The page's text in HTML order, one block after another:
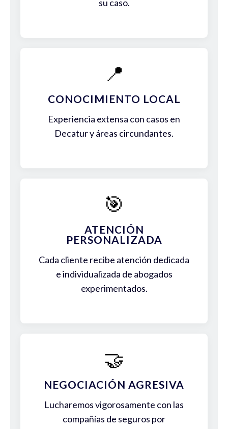
su caso.
📍
CONOCIMIENTO LOCAL
Experiencia extensa con casos en
Decatur y áreas circundantes.
🎯
ATENCIÓN
PERSONALIZADA
Cada cliente recibe atención dedicada
e individualizada de abogados
experimentados.
🤝
NEGOCIACIÓN AGRESIVA
Lucharemos vigorosamente con las
compañías de seguros por